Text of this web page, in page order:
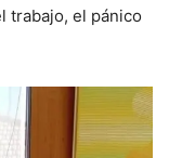
trabajo, el pánico